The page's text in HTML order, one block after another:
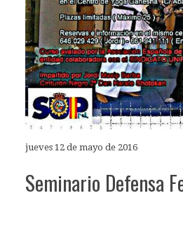
jueves 12 de mayo de 2016
Seminario Defensa